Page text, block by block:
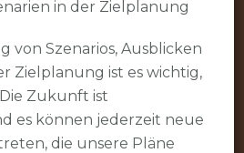
in der Zielplanung
von Szenarios, Ausblicken
Zielplanung ist es wichtig,
Zukunft ist
es können jederzeit neue
die unsere Pläne